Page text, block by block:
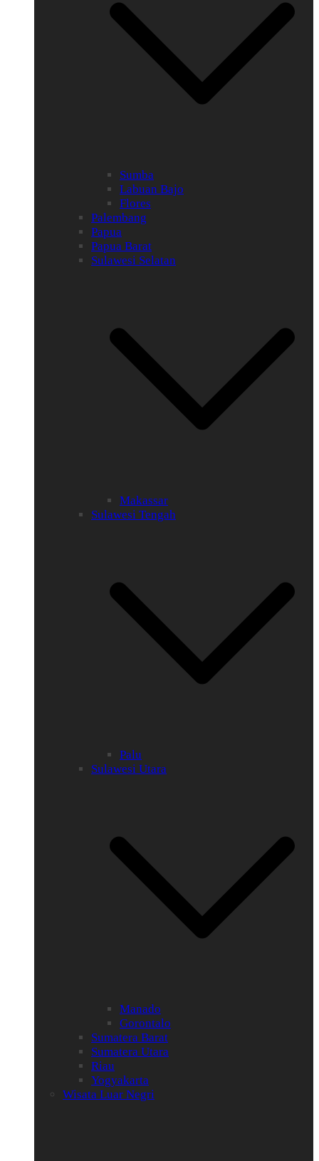
Sumba
Labuan Bajo
Flores
Palembang
Papua
Papua Barat
Sulawesi Selatan
Makassar
Sulawesi Tengah
Palu
Sulawesi Utara
Manado
Gorontalo
Sumatera Barat
Sumatera Utara
Riau
Yogyakarta
Wisata Luar Negri